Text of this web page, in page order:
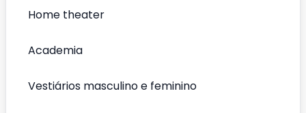
Home theater
Academia
Vestiários masculino e feminino